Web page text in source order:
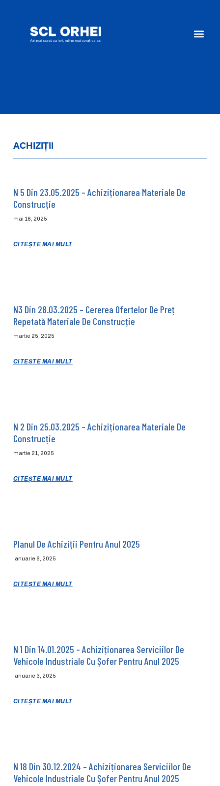
ACHIZIȚII
N 5 Din 23.05.2025 – Achiziționarea Materiale De
Construcție
mai 16, 2025
CITEȘTE MAI MULT
N3 Din 28.03.2025 – Cererea Ofertelor De Preț
Repetată Materiale De Construcție
martie 25, 2025
CITEȘTE MAI MULT
N 2 Din 25.03.2025 – Achiziționarea Materiale De
Construcție
martie 21, 2025
CITEȘTE MAI MULT
Planul De Achiziții Pentru Anul 2025
ianuarie 6, 2025
CITEȘTE MAI MULT
N 1 Din 14.01.2025 – Achiziționarea Serviciilor De
Vehicole Industriale Cu Șofer Pentru Anul 2025
ianuarie 3, 2025
CITEȘTE MAI MULT
N 18 Din 30.12.2024 – Achiziționarea Serviciilor De
Vehicole Industriale Cu Șofer Pentru Anul 2025